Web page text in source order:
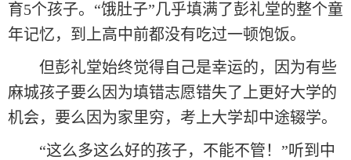
育5个孩子。“饿肚子”几乎填满了彭礼堂的整个童
年记忆，到上高中前都没有吃过一顿饱饭。
但彭礼堂始终觉得自己是幸运的，因为有些
麻城孩子要么因为填错志愿错失了上更好大学的
机会，要么因为家里穷，考上大学却中途辍学。
“这么多这么好的孩子，不能不管！”听到中